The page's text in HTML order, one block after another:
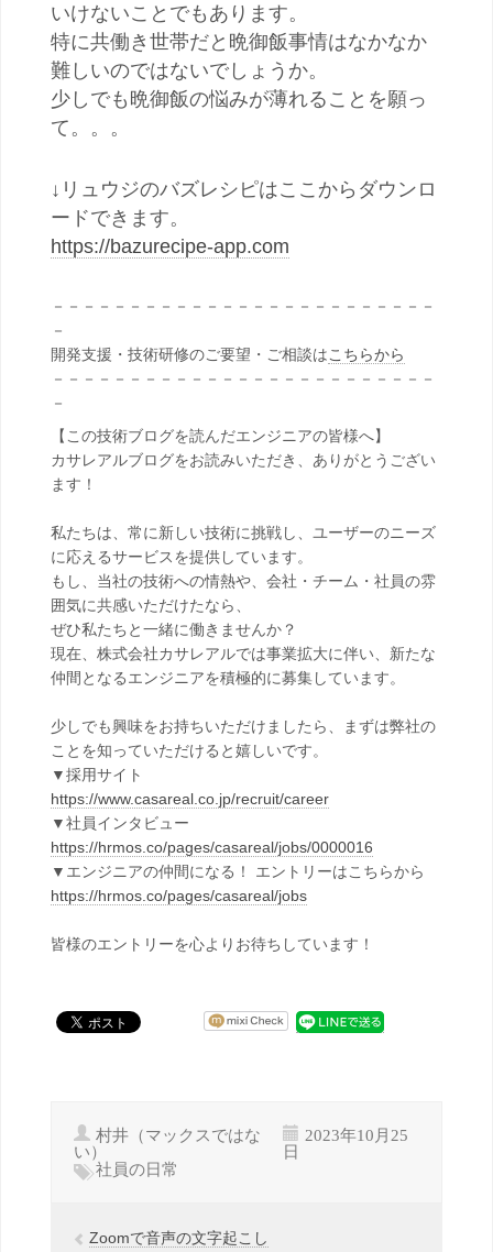
いけないことでもあります。
特に共働き世帯だと晩御飯事情はなかなか
難しいのではないでしょうか。
少しでも晩御飯の悩みが薄れることを願っ
て。。。
↓リュウジのバズレシピはここからダウンロ
ードできます。
https://bazurecipe-app.com
－－－－－－－－－－－－－－－－－－－－－－－－－
－
開発支援・技術研修のご要望・ご相談はこちらから
－－－－－－－－－－－－－－－－－－－－－－－－－
－
【この技術ブログを読んだエンジニアの皆様へ】
カサレアルブログをお読みいただき、ありがとうござい
ます！
私たちは、常に新しい技術に挑戦し、ユーザーのニーズ
に応えるサービスを提供しています。
もし、当社の技術への情熱や、会社・チーム・社員の雰
囲気に共感いただけたなら、
ぜひ私たちと一緒に働きませんか？
現在、株式会社カサレアルでは事業拡大に伴い、新たな
仲間となるエンジニアを積極的に募集しています。
少しでも興味をお持ちいただけましたら、まずは弊社の
ことを知っていただけると嬉しいです。
▼採用サイト
https://www.casareal.co.jp/recruit/career
▼社員インタビュー
https://hrmos.co/pages/casareal/jobs/0000016
▼エンジニアの仲間になる！ エントリーはこちらから
https://hrmos.co/pages/casareal/jobs
皆様のエントリーを心よりお待ちしています！
村井（マックスではな
い）
2023年10月25
日
社員の日常
Zoomで音声の文字起こし